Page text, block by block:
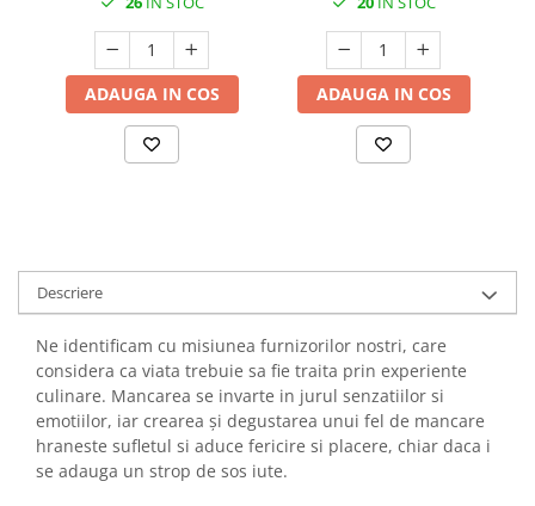
ADAUGA IN COS ADAUGA IN COS
Descriere
Ne identificam cu misiunea furnizorilor nostri, care
considera ca viata trebuie sa fie traita prin experiente
culinare. Mancarea se invarte in jurul senzatiilor si
emotiilor, iar crearea și degustarea unui fel de mancare
hraneste sufletul si aduce fericire si placere, chiar daca i
se adauga un strop de sos iute.